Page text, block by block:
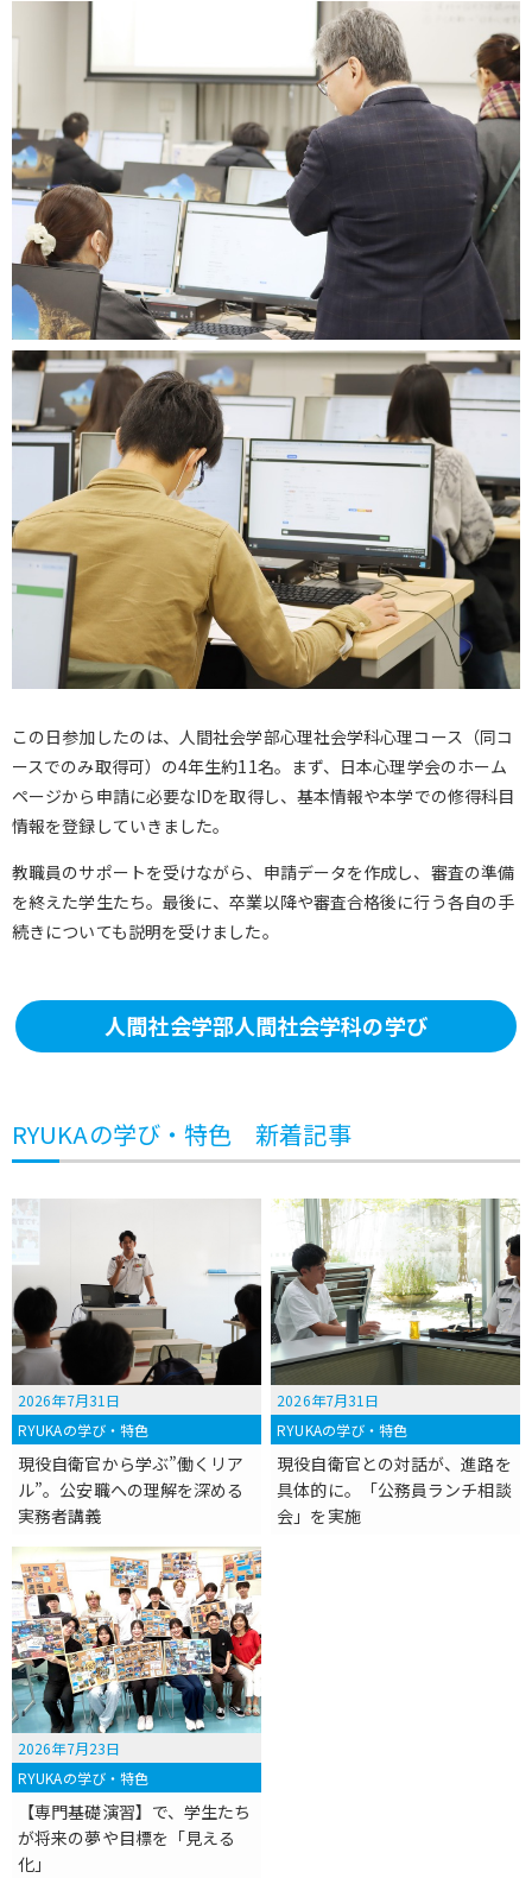
この日参加したのは、人間社会学部心理社会学科心理コース（同コ
ースでのみ取得可）の4年生約11名。まず、日本心理学会のホーム
ページから申請に必要なIDを取得し、基本情報や本学での修得科目
情報を登録していきました。
教職員のサポートを受けながら、申請データを作成し、審査の準備
を終えた学生たち。最後に、卒業以降や審査合格後に行う各自の手
続きについても説明を受けました。
人間社会学部人間社会学科の学び
RYUKAの学び・特色 新着記事
2026年7月31日
RYUKAの学び・特色
現役自衛官から学ぶ”働くリア
ル”。公安職への理解を深める
実務者講義
2026年7月31日
RYUKAの学び・特色
現役自衛官との対話が、進路を
具体的に。「公務員ランチ相談
会」を実施
2026年7月23日
RYUKAの学び・特色
【専門基礎演習】で、学生たち
が将来の夢や目標を「見える
化」